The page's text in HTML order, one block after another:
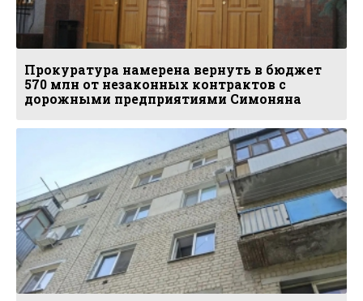
Прокуратура намерена вернуть в бюджет
570 млн от незаконных контрактов с
дорожными предприятиями Симоняна